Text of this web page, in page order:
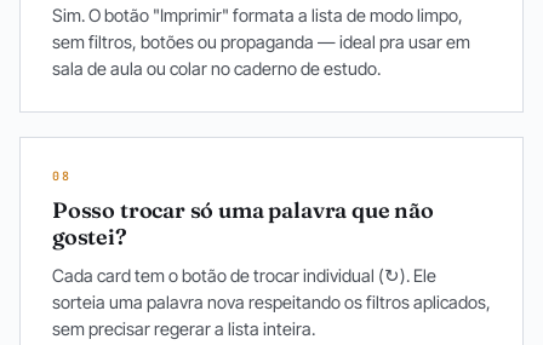
Sim. O botão "Imprimir" formata a lista de modo limpo,
sem filtros, botões ou propaganda — ideal pra usar em
sala de aula ou colar no caderno de estudo.
08
Posso trocar só uma palavra que não
gostei?
Cada card tem o botão de trocar individual (↻). Ele
sorteia uma palavra nova respeitando os filtros aplicados,
sem precisar regerar a lista inteira.